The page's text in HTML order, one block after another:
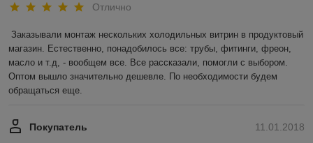
Отлично
Заказывали монтаж нескольких холодильных витрин в продуктовый
магазин. Естественно, понадобилось все: трубы, фитинги, фреон,
масло и т.д, - вообщем все. Все рассказали, помогли с выбором.
Оптом вышло значительно дешевле. По необходимости будем
обращаться еще.
11.01.2018
Покупатель